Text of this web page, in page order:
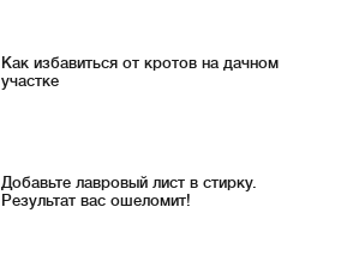
Как избавиться от кротов на дачном
участке
Добавьте лавровый лист в стирку.
Результат вас ошеломит!